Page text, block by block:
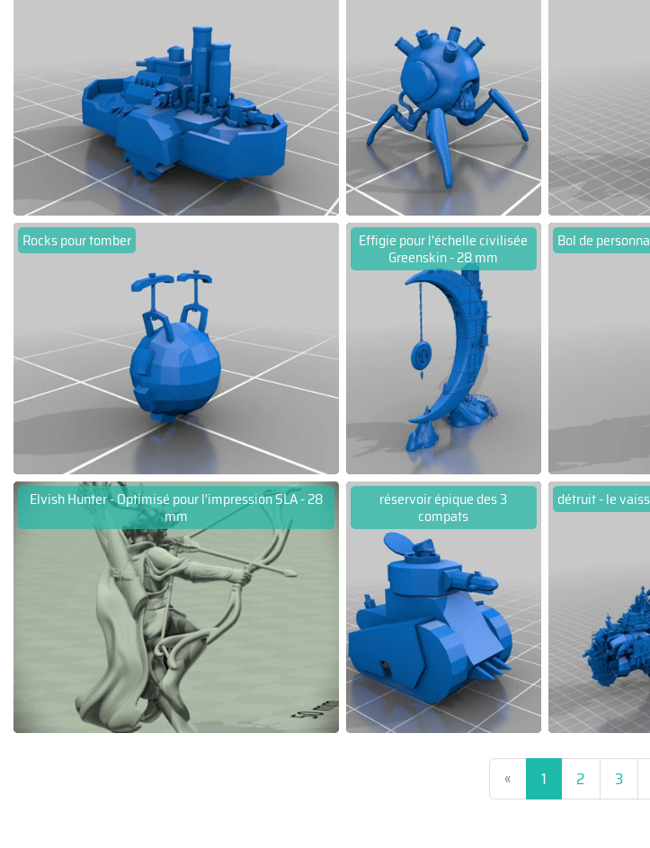
Rocks pour tomber Effigie pour l'échelle civilisée
Greenskin - 28 mm
Bol de
Elvish Hunter - Optimisé pour l'impression SLA - 28
mm
réservoir épique des 3
compats
détruit - le
« 1 (current)
2 3